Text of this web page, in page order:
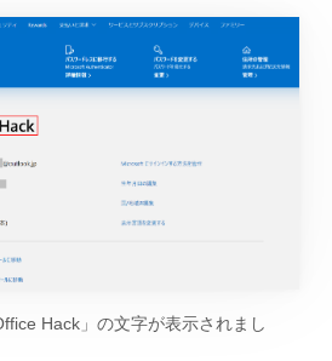
Hack」の文字が表示されまし